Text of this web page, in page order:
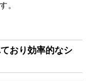
。
おり効率的なシ